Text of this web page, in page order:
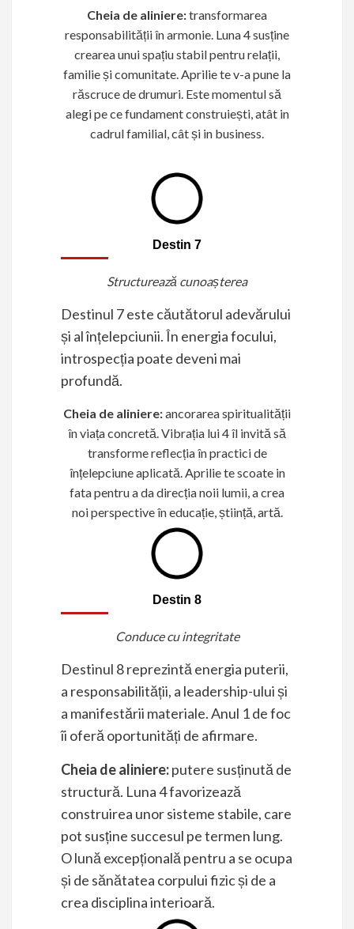
Cheia de aliniere:transformarea
responsabilității în armonie. Luna 4 susține
crearea unui spațiu stabil pentru relații,
familie și comunitate. Aprilie te v-a pune la
răscruce de drumuri. Este momentul să
alegi pe ce fundament construiești, atât in
cadrul familial, cât și in business.
Destin 7
Structurează cunoașterea
Destinul 7 este căutătorul adevărului
și al înțelepciunii. În energia focului,
introspecția poate deveni mai
profundă.
Cheia de aliniere:ancorarea spiritualității
în viața concretă. Vibrația lui 4 îl invită să
transforme reflecția în practici de
înțelepciune aplicată. Aprilie te scoate in
fata pentru a da direcția noii lumii, a crea
noi perspective în educație, știință, artă.
Destin 8
Conduce cu integritate
Destinul 8 reprezintă energia puterii,
a responsabilității, a leadership-ului și
a manifestării materiale. Anul 1 de foc
îi oferă oportunități de afirmare.
Cheia de aliniere:putere susținută de
structură. Luna 4 favorizează
construirea unor sisteme stabile, care
pot susține succesul pe termen lung.
O lună excepțională pentru a se ocupa
și de sănătatea corpului fizic și de a
crea disciplina interioară.